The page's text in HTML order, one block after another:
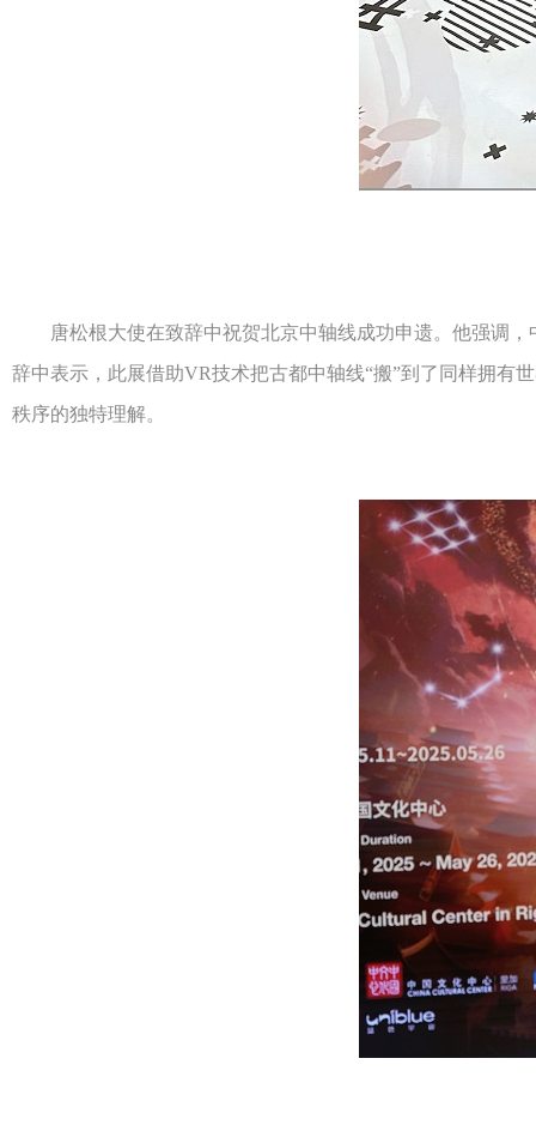
唐松根大使在致辞中祝贺北京中轴线成功申遗。他强调，
辞中表示，此展借助VR技术把古都中轴线“搬”到了同样拥有
秩序的独特理解。